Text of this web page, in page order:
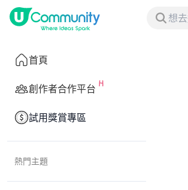
首頁
創作者合作平台
試用獎賞專區
熱門主題